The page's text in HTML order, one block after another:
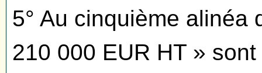
5° Au cinquième alinéa
210 000 EUR HT »